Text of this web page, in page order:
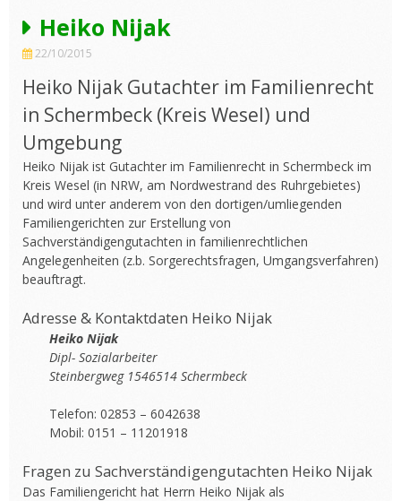
Heiko Nijak
22/10/2015
Heiko Nijak Gutachter im Familienrecht
in Schermbeck (Kreis Wesel) und
Umgebung
Heiko Nijak ist Gutachter im Familienrecht in Schermbeck im
Kreis Wesel (in NRW, am Nordwestrand des Ruhrgebietes)
und wird unter anderem von den dortigen/umliegenden
Familiengerichten zur Erstellung von
Sachverständigengutachten in familienrechtlichen
Angelegenheiten (z.b. Sorgerechtsfragen, Umgangsverfahren)
beauftragt.
Adresse & Kontaktdaten Heiko Nijak
Heiko Nijak
Dipl- Sozialarbeiter
Steinbergweg 1546514 Schermbeck
Telefon: 02853 – 6042638
Mobil: 0151 – 11201918
Fragen zu Sachverständigengutachten Heiko Nijak
Das Familiengericht hat Herrn Heiko Nijak als